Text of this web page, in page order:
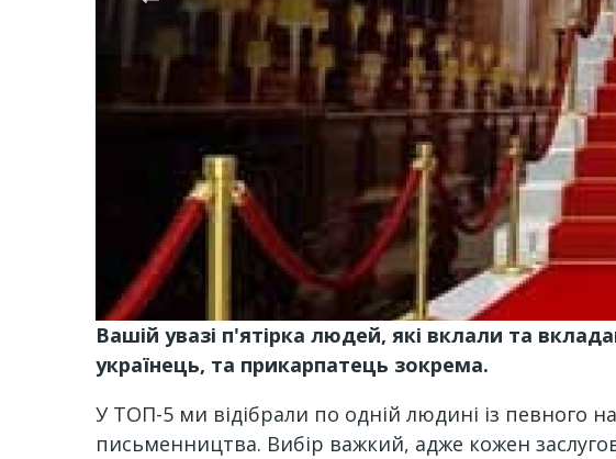
Вашій увазі п'ятірка людей, які вклали та
українець, та прикарпатець зокрема.
У ТОП-5 ми відібрали по одній людині із певного
письменництва. Вибір важкий, адже кожен